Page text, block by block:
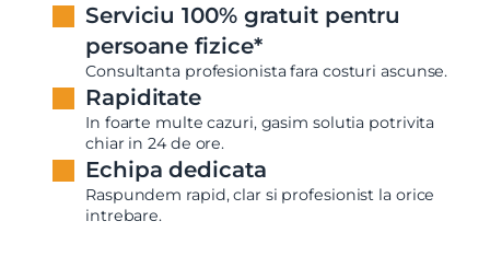
Serviciu 100% gratuit pentru
persoane fizice*
Consultanta profesionista fara costuri ascunse.
Rapiditate
In foarte multe cazuri, gasim solutia potrivita
chiar in 24 de ore.
Echipa dedicata
Raspundem rapid, clar si profesionist la orice
intrebare.